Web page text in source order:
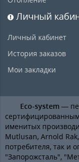
Личный
Личный кабинет
История заказов
Мои закладки
Eco-system —
именитых
Mutlusan, Arnold
потребителя, так
"Запорожсталь",